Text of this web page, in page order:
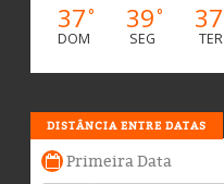
37°
DOM
39°
SEG
37
TER
DISTÂNCIA ENTRE DATAS